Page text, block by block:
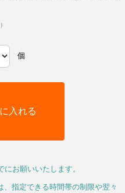
個
にお願いいたします。
指定できる時間帯の制限や翌々